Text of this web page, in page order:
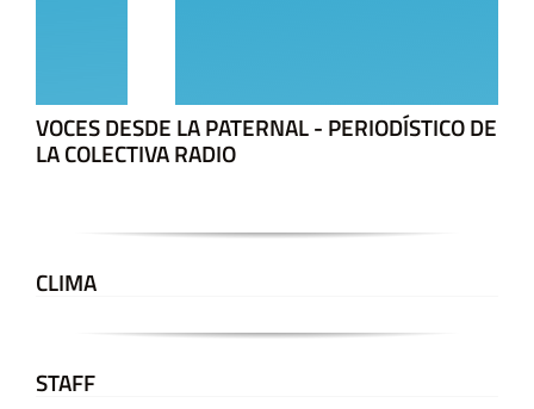
VOCES DESDE LA PATERNAL - PERIODÍSTICO DE
LA COLECTIVA RADIO
CLIMA
STAFF